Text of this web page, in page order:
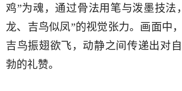
鸡”为魂，通过骨法用笔与泼墨技法
龙、吉鸟似凤”的视觉张力。画面中
吉鸟振翅欲飞，动静之间传递出对
勃的礼赞。